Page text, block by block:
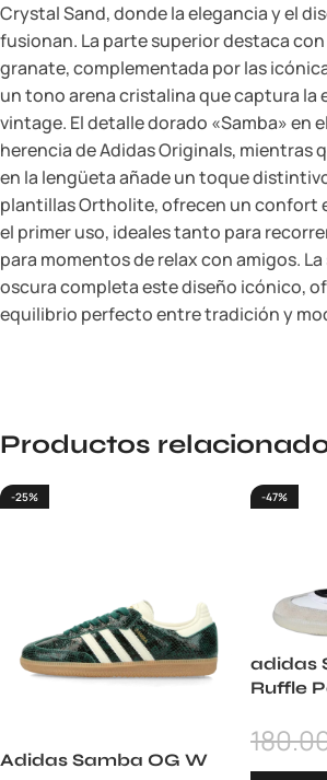
Crystal Sand, donde la elegancia y el
fusionan. La parte superior destaca
granate, complementada por las
un tono arena cristalina que captura la
vintage. El detalle dorado «Samba» en
herencia de Adidas Originals, mientras
en la lengüeta añade un toque
plantillas Ortholite, ofrecen un confort
el primer uso, ideales tanto para
para momentos de relax con amigos.
oscura completa este diseño icónico,
equilibrio perfecto entre tradición y
Productos
-25%
Adidas Samba OG W
-47%
adidas
Ruffle